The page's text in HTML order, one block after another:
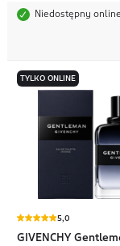
Niedostępny online
TYLKO ONLINE
5,0
GIVENCHY